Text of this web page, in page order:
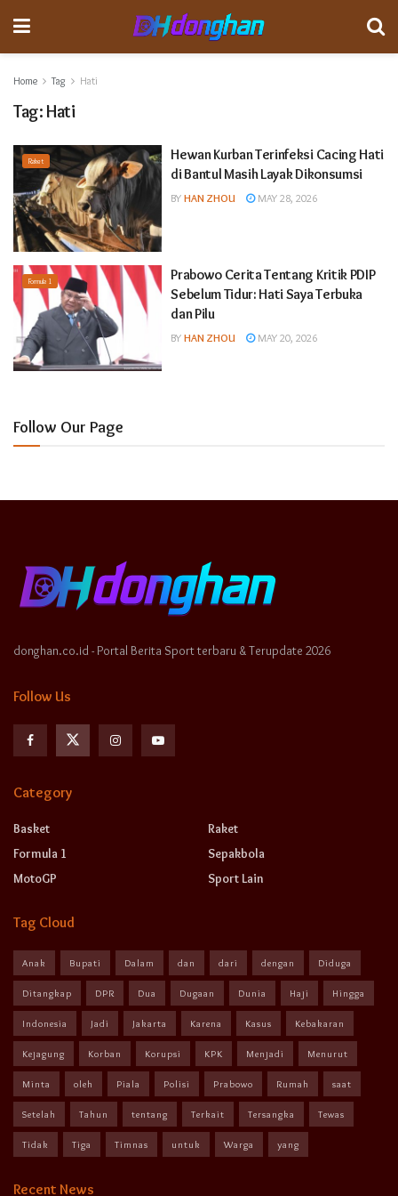
Home Tag Hati
Tag: Hati
Raket
Hewan Kurban Terinfeksi Cacing Hati
di Bantul Masih Layak Dikonsumsi
BY HAN ZHOU MAY 28, 2026
Formula 1
Prabowo Cerita Tentang Kritik PDIP
Sebelum Tidur: Hati Saya Terbuka
dan Pilu
BY HAN ZHOU MAY 20, 2026
Follow Our Page
donghan.co.id - Portal Berita Sport terbaru & Terupdate 2026
Follow Us
Category
Basket
Formula 1
MotoGP
Raket
Sepakbola
Sport Lain
Tag Cloud
Anak Bupati Dalam dan dari dengan Diduga
Ditangkap DPR Dua Dugaan Dunia Haji Hingga
Indonesia Jadi Jakarta Karena Kasus Kebakaran
Kejagung Korban Korupsi KPK Menjadi Menurut
Minta oleh Piala Polisi Prabowo Rumah saat
Setelah Tahun tentang Terkait Tersangka Tewas
Tidak Tiga Timnas untuk Warga yang
Recent News